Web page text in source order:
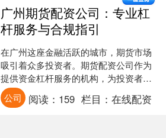
广州期货配资公司：专业杠
杆服务与合规指引
在广州这座金融活跃的城市，期货市场
吸引着众多投资者。期货配资公司作为
提供资金杠杆服务的机构，为投资者放
大交易规模提供了可能。然而，如何在
追求收益的同时确保合规与....
公司 阅读： 159 栏目：在线配资